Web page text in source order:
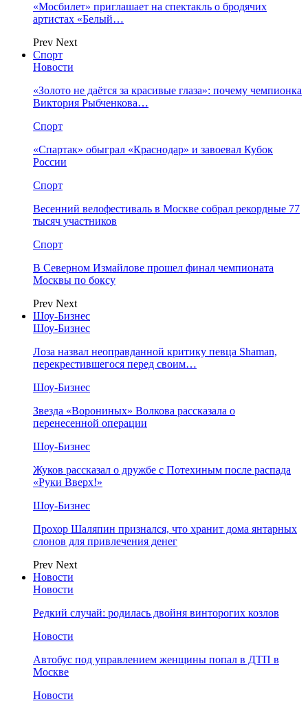
«Мосбилет» приглашает на спектакль о бродячих
артистах «Белый…
Prev Next
Спорт
Новости
«Золото не даётся за красивые глаза»: почему чемпионка
Виктория Рыбченкова…
Спорт
«Спартак» обыграл «Краснодар» и завоевал Кубок
России
Спорт
Весенний велофестиваль в Москве собрал рекордные 77
тысяч участников
Спорт
В Северном Измайлове прошел финал чемпионата
Москвы по боксу
Prev Next
Шоу-Бизнес
Шоу-Бизнес
Лоза назвал неоправданной критику певца Shaman,
перекрестившегося перед своим…
Шоу-Бизнес
Звезда «Ворониных» Волкова рассказала о
перенесенной операции
Шоу-Бизнес
Жуков рассказал о дружбе с Потехиным после распада
«Руки Вверх!»
Шоу-Бизнес
Прохор Шаляпин признался, что хранит дома янтарных
слонов для привлечения денег
Prev Next
Новости
Новости
Редкий случай: родилась двойня винторогих козлов
Новости
Автобус под управлением женщины попал в ДТП в
Москве
Новости